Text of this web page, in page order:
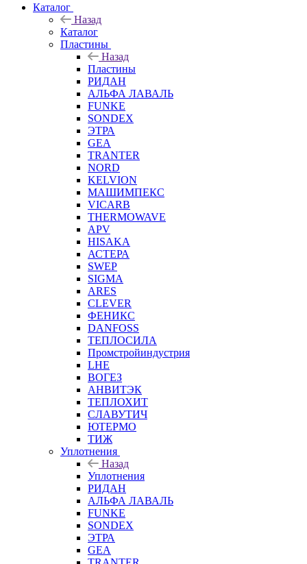
Каталог
Назад
Каталог
Пластины
Назад
Пластины
РИДАН
АЛЬФА ЛАВАЛЬ
FUNKE
SONDEX
ЭТРА
GEA
TRANTER
NORD
KELVION
МАШИМПЕКС
VICARB
THERMOWAVE
APV
HISAKA
АСТЕРА
SWEP
SIGMA
ARES
CLEVER
ФЕНИКС
DANFOSS
ТЕПЛОСИЛА
Промстройиндустрия
LHE
ВОГЕЗ
АНВИТЭК
ТЕПЛОХИТ
СЛАВУТИЧ
ЮТЕРМО
ТИЖ
Уплотнения
Назад
Уплотнения
РИДАН
АЛЬФА ЛАВАЛЬ
FUNKE
SONDEX
ЭТРА
GEA